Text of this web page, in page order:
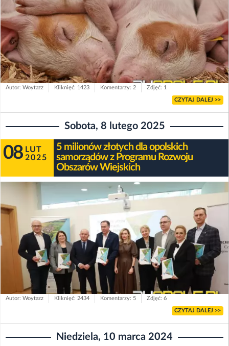
Autor: Woytazz Kliknięć: 1423 Komentarzy: 2 Zdjęć: 1
CZYTAJ DALEJ >>
Sobota, 8 lutego 2025
08 LUT
2025
5 milionów złotych dla opolskich
samorządów z Programu Rozwoju
Obszarów Wiejskich
Autor: Woytazz Kliknięć: 2434 Komentarzy: 5 Zdjęć: 6
CZYTAJ DALEJ >>
Niedziela, 10 marca 2024